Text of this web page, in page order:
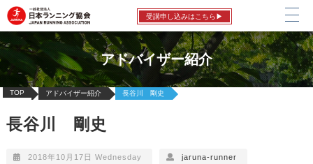
受講申し込みはこちら▶
アドバイザー紹介
TOP アドバイザー紹介 長谷川 剛史
長谷川 剛史
2018年10月17日 Wednesday jaruna-runner